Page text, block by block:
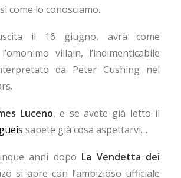
come lo conosciamo.
il 16 giugno, avrà come
villain, l’indimenticabile
da Peter Cushing nel
Luceno, e se avete già letto il
sapete già cosa aspettarvi…
anni dopo La Vendetta dei
si apre con l’ambizioso ufficiale